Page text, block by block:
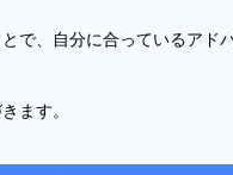
で、自分に合っているアド
ます。